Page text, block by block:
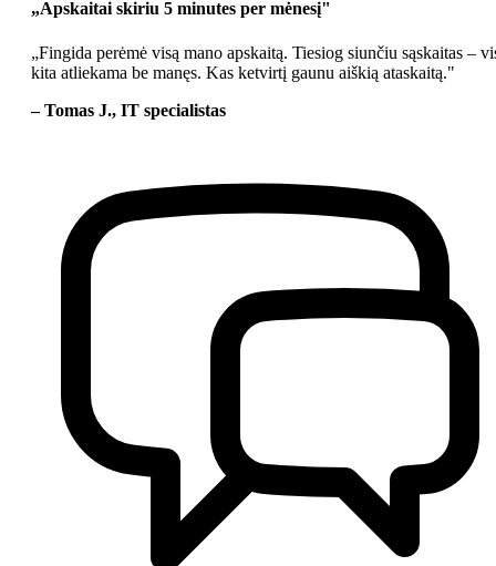
„Apskaitai skiriu 5 minutes per mėnesį"
„Fingida perėmė visą mano apskaitą. Tiesiog siunčiu sąskaitas –
kita atliekama be manęs. Kas ketvirtį gaunu aiškią ataskaitą."
– Tomas J., IT specialistas